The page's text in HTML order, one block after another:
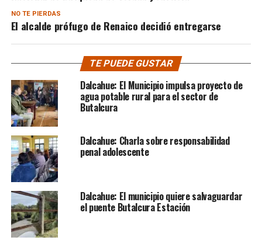
NO TE PIERDAS
El alcalde prófugo de Renaico decidió entregarse
TE PUEDE GUSTAR
Dalcahue: El Municipio impulsa proyecto de
agua potable rural para el sector de
Butalcura
Dalcahue: Charla sobre responsabilidad
penal adolescente
Dalcahue: El municipio quiere salvaguardar
el puente Butalcura Estación